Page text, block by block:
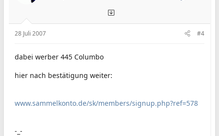
28 Juli 2007 #4
dabei werber 445 Columbo
hier nach bestätigung weiter:
www.sammelkonto.de/sk/members/signup.php?ref=578
-_-